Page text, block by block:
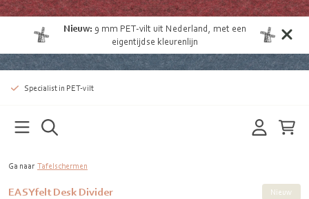
Nieuw: 9 mm PET-vilt uit Nederland , met een
eigentijdse kleurenlijn
Specialist in PET-vilt
Ga naar Tafelschermen
EASYfelt Desk Divider Nieuw